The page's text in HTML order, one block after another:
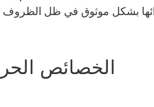
الخصائص